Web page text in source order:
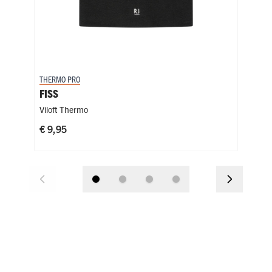
THERMO PRO
FISS
Viloft Thermo
€ 9,95